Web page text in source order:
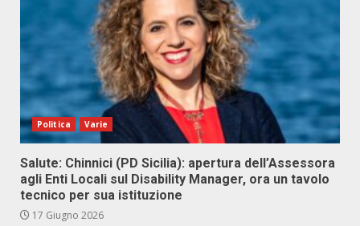
Politica Varie
Salute: Chinnici (PD Sicilia): apertura dell’Assessora
agli Enti Locali sul Disability Manager, ora un tavolo
tecnico per sua istituzione
17 Giugno 2026